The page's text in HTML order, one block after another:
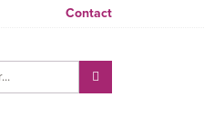
Contact